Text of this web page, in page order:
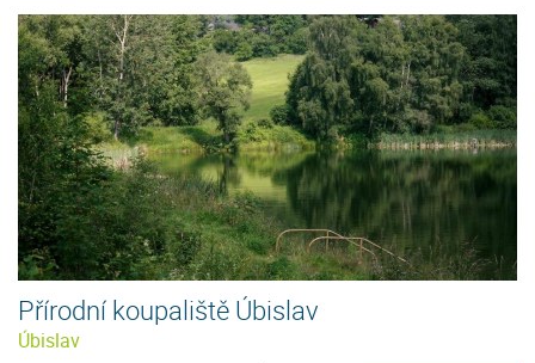
Přírodní koupaliště Úbislav
Úbislav